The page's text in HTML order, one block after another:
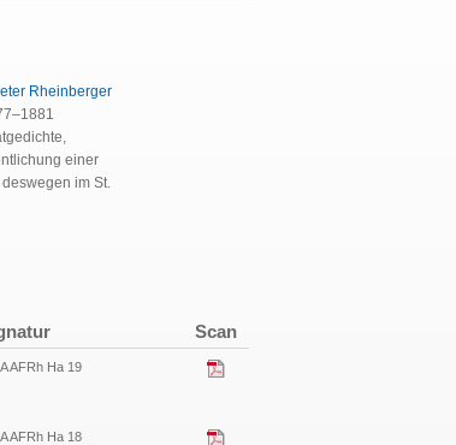
Rheinberger
einer
im St.
Scan
AFRh Ha 19
AFRh Ha 18